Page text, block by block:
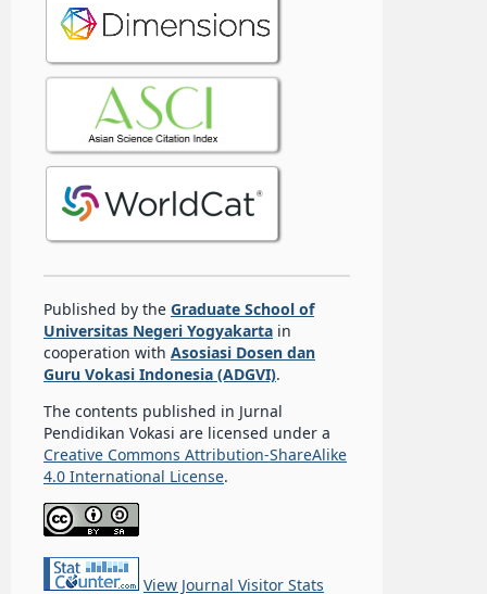
Published by the Graduate School of
Universitas Negeri Yogyakartain
cooperation with Asosiasi Dosen dan
Guru Vokasi Indonesia (ADGVI).
The contents published in Jurnal
Pendidikan Vokasi are licensed under a
Creative Commons Attribution-ShareAlike
4.0 International License.
View Journal Visitor Stats